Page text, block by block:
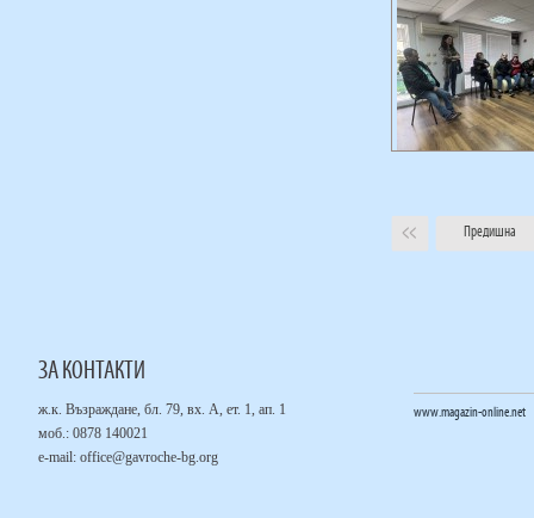
Предишна
ЗА КОНТАКТИ
ж.к. Възраждане, бл. 79, вх. А, ет. 1, ап. 1
моб.: 0878 140021
е-mail: office@gavroche-bg.org
www.magazin-online.net